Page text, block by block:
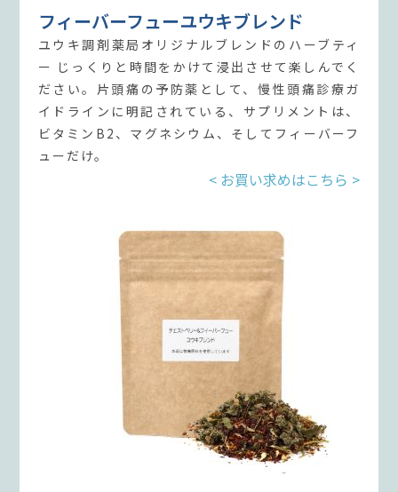
フィーバーフューユウキブレンド
ユウキ調剤薬局オリジナルブレンドのハーブティ
ー じっくりと時間をかけて浸出させて楽しんでく
ださい。片頭痛の予防薬として、慢性頭痛診療ガ
イドラインに明記されている、サプリメントは、
ビタミンB2、マグネシウム、そしてフィーバーフ
ューだけ。
< お買い求めはこちら >